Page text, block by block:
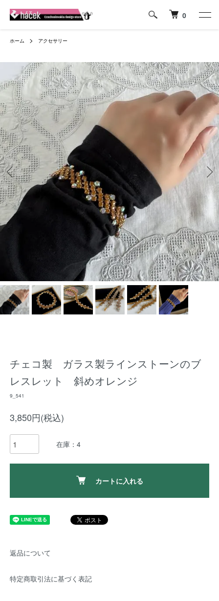
0
ホーム アクセサリー
チェコ製 ガラス製ラインストーンのブ
レスレット 斜めオレンジ
9_541
3,850円(税込)
在庫：4
カートに入れる
返品について
特定商取引法に基づく表記